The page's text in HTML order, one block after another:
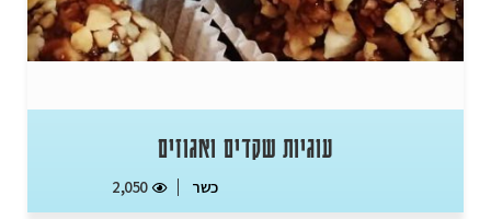
עוגיות שקדים ואגוזים
כשר 2,050